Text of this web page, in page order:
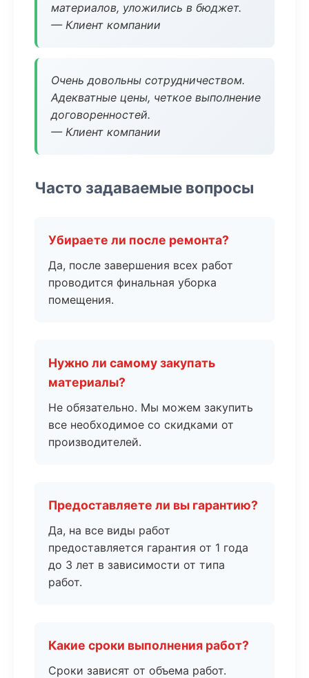
материалов, уложились в бюджет.
— Клиент компании
Очень довольны сотрудничеством.
Адекватные цены, четкое выполнение
договоренностей.
— Клиент компании
Часто задаваемые вопросы
Убираете ли после ремонта?
Да, после завершения всех работ
проводится финальная уборка
помещения.
Нужно ли самому закупать
материалы?
Не обязательно. Мы можем закупить
все необходимое со скидками от
производителей.
Предоставляете ли вы гарантию?
Да, на все виды работ
предоставляется гарантия от 1 года
до 3 лет в зависимости от типа
работ.
Какие сроки выполнения работ?
Сроки зависят от объема работ.